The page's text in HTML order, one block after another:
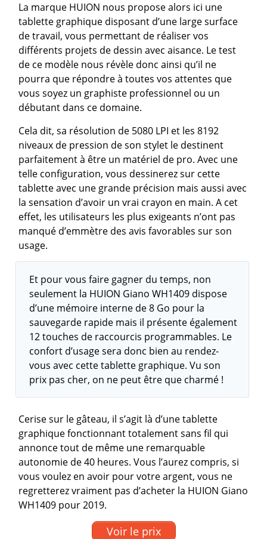
La marque HUION nous propose alors ici une
tablette graphique disposant d’une large surface
de travail, vous permettant de réaliser vos
différents projets de dessin avec aisance. Le test
de ce modèle nous révèle donc ainsi qu’il ne
pourra que répondre à toutes vos attentes que
vous soyez un graphiste professionnel ou un
débutant dans ce domaine.
Cela dit, sa résolution de 5080 LPI et les 8192
niveaux de pression de son stylet le destinent
parfaitement à être un matériel de pro. Avec une
telle configuration, vous dessinerez sur cette
tablette avec une grande précision mais aussi avec
la sensation d’avoir un vrai crayon en main. A cet
effet, les utilisateurs les plus exigeants n’ont pas
manqué d’emmètre des avis favorables sur son
usage.
Et pour vous faire gagner du temps, non
seulement la HUION Giano WH1409 dispose
d’une mémoire interne de 8 Go pour la
sauvegarde rapide mais il présente également
12 touches de raccourcis programmables. Le
confort d’usage sera donc bien au rendez-
vous avec cette tablette graphique. Vu son
prix pas cher, on ne peut être que charmé !
Cerise sur le gâteau, il s’agit là d’une tablette
graphique fonctionnant totalement sans fil qui
annonce tout de même une remarquable
autonomie de 40 heures. Vous l’aurez compris, si
vous voulez en avoir pour votre argent, vous ne
regretterez vraiment pas d’acheter la HUION Giano
WH1409 pour 2019.
Voir le prix